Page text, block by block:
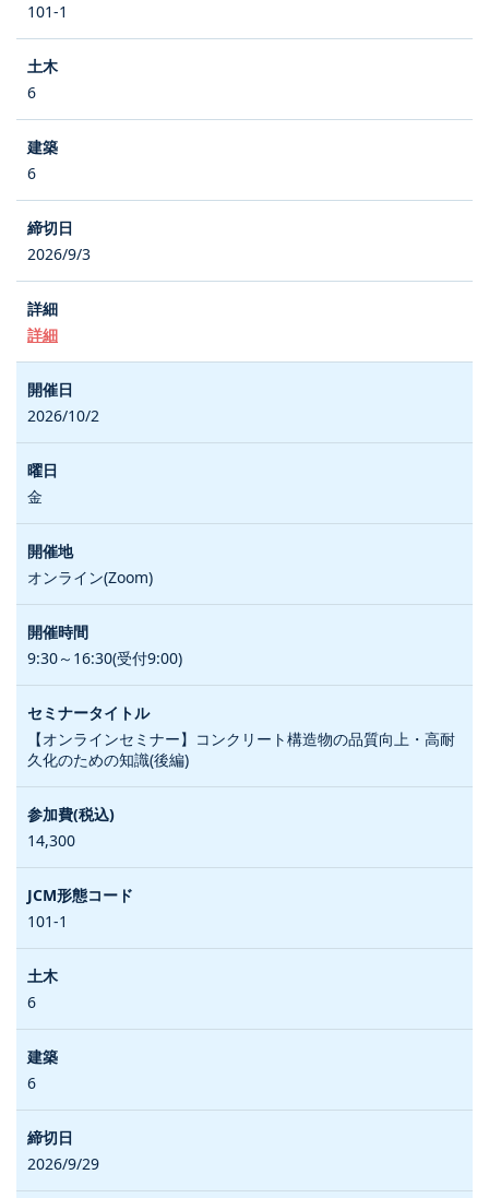
101-1
6
6
2026/9/3
詳細
2026/10/2
金
オンライン(Zoom)
9:30～16:30(受付9:00)
【オンラインセミナー】コンクリート構造物の品質向上・高耐
久化のための知識(後編)
14,300
101-1
6
6
2026/9/29